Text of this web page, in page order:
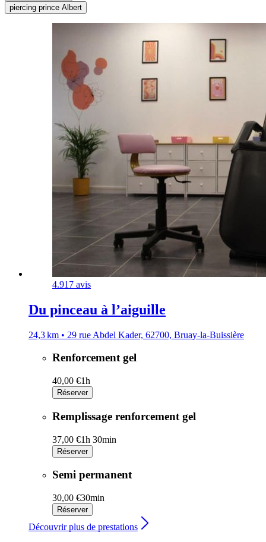
piercing prince Albert
4.917 avis
Du pinceau à l’aiguille
24,3 km • 29 rue Abdel Kader, 62700, Bruay-la-Buissière
Renforcement gel
40,00 €1h
Réserver
Remplissage renforcement gel
37,00 €1h 30min
Réserver
Semi permanent
30,00 €30min
Réserver
Découvrir plus de prestations